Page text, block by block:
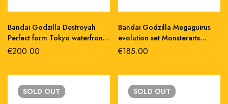
Bandai Godzilla Destroyah
Perfect form Tokyo waterfront
decisive battle sh monsterarts
€200.00
Bandai Godzilla Megaguirus
evolution set Monsterarts
action figure pvc
€185.00
SOLD OUT SOLD OUT